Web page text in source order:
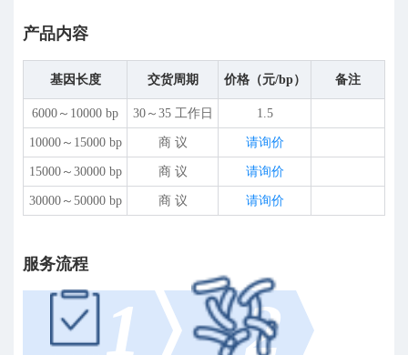
产品内容
基因长度 交货周期 价格（元/bp） 备注
6000～10000 bp 30～35 工作日 1.5
10000～15000 bp 商 议 请询价
15000～30000 bp 商 议 请询价
30000～50000 bp 商 议 请询价
服务流程
1 2